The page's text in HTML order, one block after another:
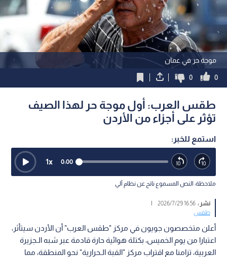
موجة حر في عمان
0
0
طقس العرب: أول موجة حر لهذا الصيف
تؤثر على أجزاء من الأردن
استمع للخبر:
0:00
1x
ملاحظة: النص المسموع ناتج عن نظام آلي
نشر :16:56 2026/7/29
|
طقس
أعلن متخصصون جويون في مركز "طقس العرب" أن الأردن سيتأثر،
اعتبارا من يوم الخميس، بكتلة هوائية حارة قادمة عبر شبه الـجزيرة
العربية، تزامنا مع اقتراب مركز "القبة الـحرارية" نحو المنطقة، مما